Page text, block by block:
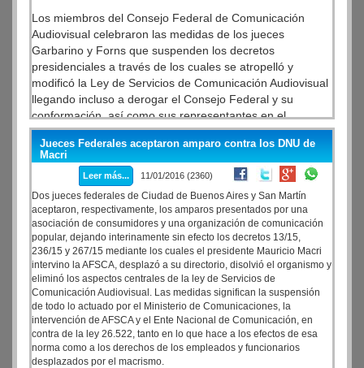
medida de protección para nuestras industrias, las cuales
han sido reemplazadas por otro instrumento llamado:
Licencias no Automáticas. Estas solo van a proteger unas
1500 de las 18 mil posiciones arancelarias que protegían
a nuestras industrias.
Los miembros del Consejo Federal de Comunicación
Audiovisual celebraron las medidas de los jueces
Garbarino y Forns que suspenden los decretos
presidenciales a través de los cuales se atropelló y
modificó la Ley de Servicios de Comunicación Audiovisual
llegando incluso a derogar el Consejo Federal y su
conformación, así como sus representantes en el
Directorio de AFSCA.
"Es un alivio que la justicia tome parte en esto y reviertan
semejantes atropellos al estado de derecho", declaró
Osvaldo Francés, Vicepresidente del organismo junto a su
par, David Furland. No obstante, ambos resaltaron la
preocupación frente a un gobierno que actúa con
prepotencia y sin el más mínimo respeto a la ley y al
Poder Judicial
Jueces Federales aceptaron amparo contra los DNU de
Macri
Leer más... 11/01/2016 (2360)
Dos jueces federales de Ciudad de Buenos Aires y San Martín
aceptaron, respectivamente, los amparos presentados por una
asociación de consumidores y una organización de comunicación
popular, dejando interinamente sin efecto los decretos 13/15,
236/15 y 267/15 mediante los cuales el presidente Mauricio Macri
intervino la AFSCA, desplazó a su directorio, disolvió el organismo y
eliminó los aspectos centrales de la ley de Servicios de
Comunicación Audiovisual. Las medidas significan la suspensión
de todo lo actuado por el Ministerio de Comunicaciones, la
intervención de AFSCA y el Ente Nacional de Comunicación, en
contra de la ley 26.522, tanto en lo que hace a los efectos de esa
norma como a los derechos de los empleados y funcionarios
desplazados por el macrismo.